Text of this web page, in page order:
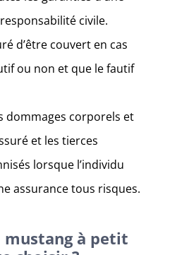
civile.
d’être couvert en cas
ou non et que le fautif
dommages corporels et
et les tierces
lorsque l’individu
assurance tous risques.
mustang à petit